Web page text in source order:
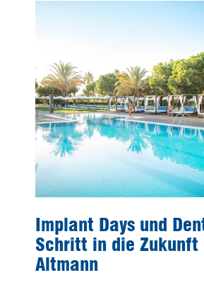
Implant Days und
Schritt in die Zukunft
Altmann